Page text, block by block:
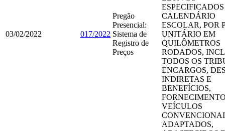
03/02/2022 017/2022
Pregão
Presencial:
Sistema de
Registro de
Preços
CALENDÁRIO
ESCOLAR, POR
UNITÁRIO EM
QUILÔMETROS
RODADOS,
TODOS OS
ENCARGOS,
INDIRETAS E
BENEFÍCIOS,
VEÍCULOS
ADAPTADOS,